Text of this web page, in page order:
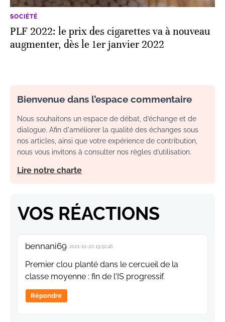
SOCIÉTÉ
PLF 2022: le prix des cigarettes va à nouveau
augmenter, dès le 1er janvier 2022
Bienvenue dans l’espace commentaire
Nous souhaitons un espace de débat, d’échange et de
dialogue. Afin d'améliorer la qualité des échanges sous
nos articles, ainsi que votre expérience de contribution,
nous vous invitons à consulter nos règles d’utilisation.
Lire notre charte
VOS RÉACTIONS
bennani69 2021-10-20 19:52:46
Premier clou planté dans le cercueil de la
classe moyenne : fin de l'IS progressif.
Répondre